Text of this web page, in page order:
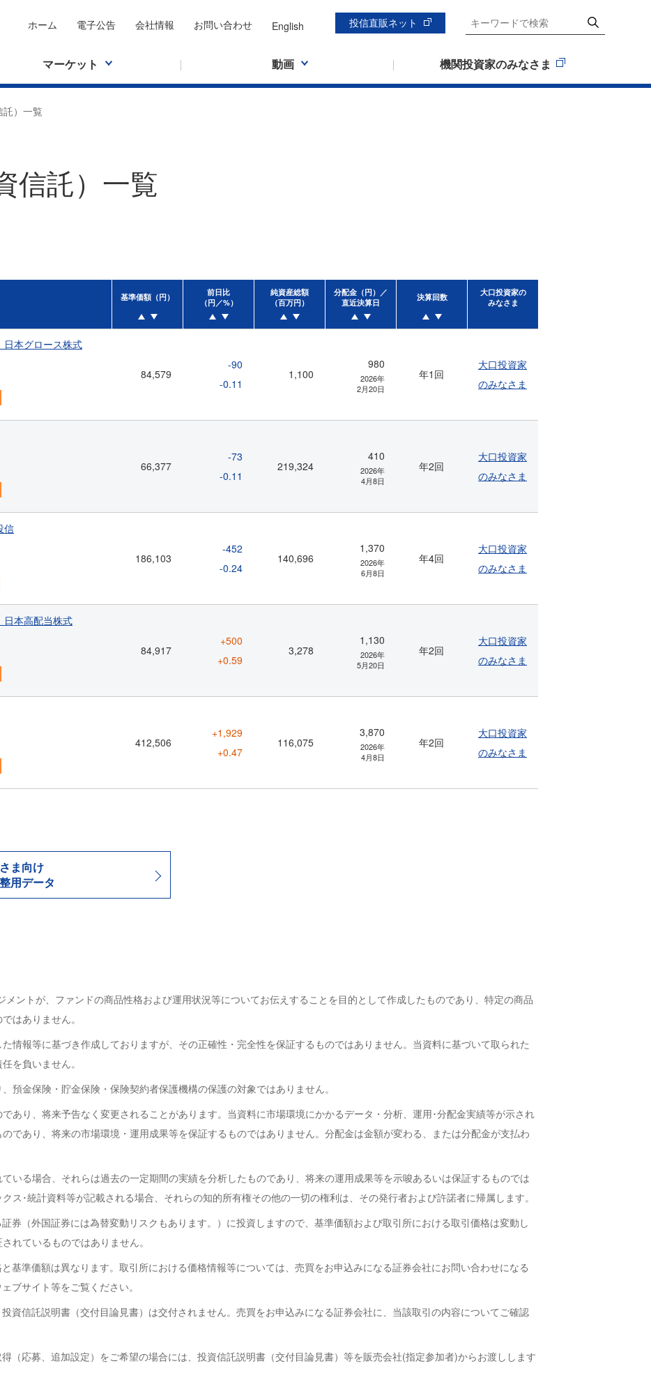
ホーム 電子公告 会社情報 お問い合わせ English 投信直販ネット
マーケット 動画 機関投資家のみなさま
託）一覧
信託）一覧
基準価額（円）
前日比
（円／%）
純資産総額
（百万円）
分配金（円）／
直近決算日
決算回数
大口投資家の
みなさま
本グロース株式
84,579
-90
-0.11
1,100
980
2026年
2月20日
年1回
大口投資家
のみなさま
66,377
-73
-0.11
219,324
410
2026年
4月8日
年2回
大口投資家
のみなさま
信
186,103
-452
-0.24
140,696
1,370
2026年
6月8日
年4回
大口投資家
のみなさま
本高配当株式
84,917
+500
+0.59
3,278
1,130
2026年
5月20日
年2回
大口投資家
のみなさま
412,506
+1,929
+0.47
116,075
3,870
2026年
4月8日
年2回
大口投資家
のみなさま
ま向け
用データ
メントが、ファンドの商品性格および運用状況等についてお伝えすることを目的として作成したものであり、特定の商品
はありません。
情報等に基づき作成しておりますが、その正確性・完全性を保証するものではありません。当資料に基づいて取られた
を負いません。
預金保険・貯金保険・保険契約者保護機構の保護の対象ではありません。
あり、将来予告なく変更されることがあります。当資料に市場環境にかかるデータ・分析、運用･分配金実績等が示され
であり、将来の市場環境・運用成果等を保証するものではありません。分配金は金額が変わる、または分配金が支払わ
いる場合、それらは過去の一定期間の実績を分析したものであり、将来の運用成果等を示唆あるいは保証するものでは
ス･統計資料等が記載される場合、それらの知的所有権その他の一切の権利は、その発行者および許諾者に帰属します。
券（外国証券には為替変動リスクもあります。）に投資しますので、基準価額および取引所における取引価格は変動し
れているものではありません。
基準価額は異なります。取引所における価格情報等については、売買をお申込みになる証券会社にお問い合わせになる
ブサイト等をご覧ください。
資信託説明書（交付目論見書）は交付されません。売買をお申込みになる証券会社に、当該取引の内容についてご確認
（応募、追加設定）をご希望の場合には、投資信託説明書（交付目論見書）等を販売会社(指定参加者)からお渡しします